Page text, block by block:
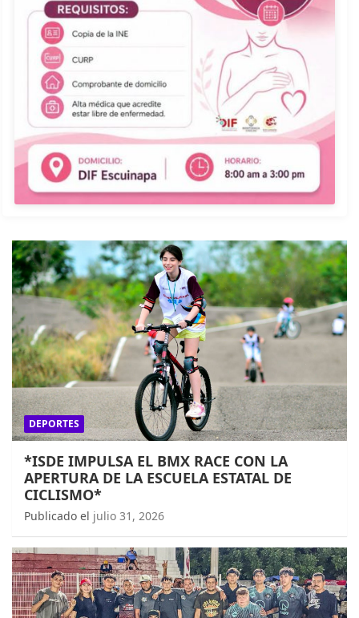
DEPORTES
*ISDE IMPULSA EL BMX RACE CON LA
APERTURA DE LA ESCUELA ESTATAL DE
CICLISMO*
Publicado el julio 31, 2026